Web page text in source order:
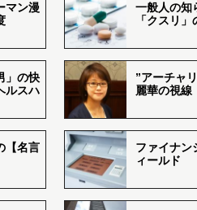
マン漫
一般人の知
「クスリ
」の快
ルスハ
”アーチャ
麗華の視線
【名言
ファイナン
ィールド